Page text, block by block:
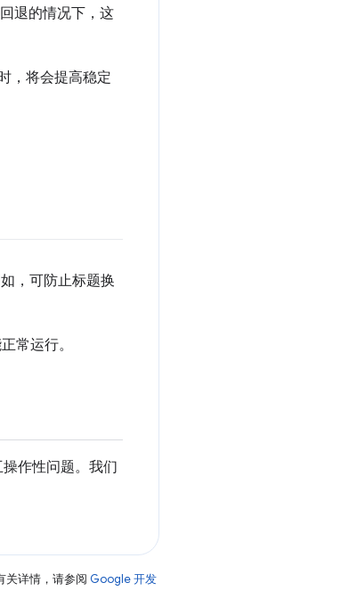
退的情况下，这
，将会提高稳定
，可防止标题换
常运行。
作性问题。我们
关详情，请参阅 Google 开发